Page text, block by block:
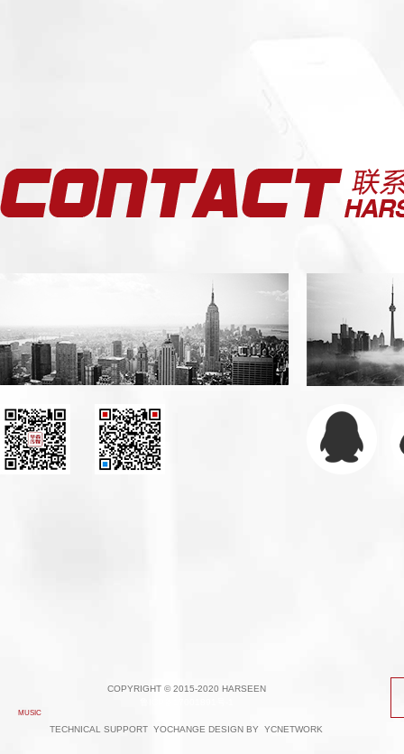
MUSIC
COPYRIGHT © 2015-2020 HARSEEN
TECHNICAL SUPPORT YOCHANGE DESIGN BY YCNETWORK